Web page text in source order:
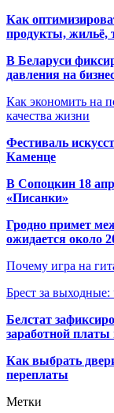
Как
продукты, жильё,
В Беларуси
давления на
Как экономить на
качества жизни
Фестиваль
Каменце
В Сопоцкин 18
«Писанки»
Гродно примет
ожидается около
Почему игра на
Брест за выходные:
Белстат
заработной платы
Как выбрать
переплаты
Метки